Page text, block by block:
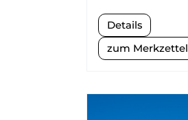
Details
zum Merkzettel